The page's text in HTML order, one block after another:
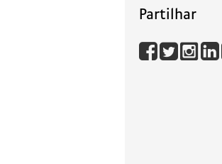
Partilhar